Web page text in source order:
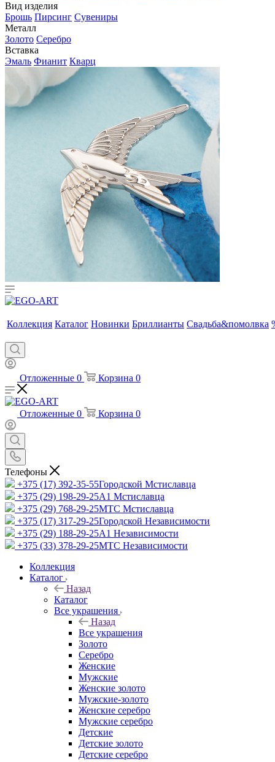
Вид изделия
Брошь Пирсинг Сувениры
Металл
Золото Серебро
Вставка
Эмаль Фианит Кварц
Коллекция Каталог Новинки Бриллианты Свадьба&помолвка
Отложенные 0 Корзина 0
Отложенные 0 Корзина 0
Телефоны
+375 (17) 392-35-55Городской Мстиславца
+375 (29) 198-29-25A1 Мстиславца
+375 (29) 768-29-25МТС Мстиславца
+375 (17) 317-29-25Городской Независимости
+375 (29) 188-29-25A1 Независимости
+375 (33) 378-29-25МТС Независимости
Коллекция
Каталог
Назад
Каталог
Все украшения
Назад
Все украшения
Золото
Серебро
Женские
Мужские
Женские золото
Мужские-золото
Женские серебро
Мужские серебро
Детские
Детские золото
Детские серебро